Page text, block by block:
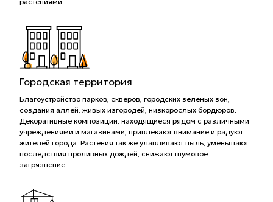
Городская территория
Благоустройство парков, скверов, городских зеленых зон,
создания аллей, живых изгородей, низкорослых бордюров.
Декоративные композиции, находящиеся рядом с различными
учреждениями и магазинами, привлекают внимание и радуют
жителей города. Растения так же улавливают пыль, уменьшают
последствия проливных дождей, снижают шумовое
загрязнение.